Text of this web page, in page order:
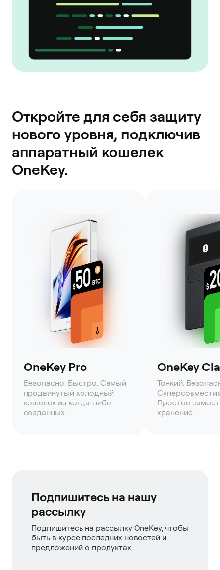
Откройте для себя защиту
нового уровня, подключив
аппаратный кошелек
OneKey.
OneKey Pro
Безопасно. Быстро. Самый
продвинутый холодный
кошелек из когда-либо
созданных.
OneKey
Тонкий.
Простое
хранение.
Подпишитесь на нашу
рассылку
Подпишитесь на рассылку OneKey, чтобы
быть в курсе последних новостей и
предложений о продуктах.